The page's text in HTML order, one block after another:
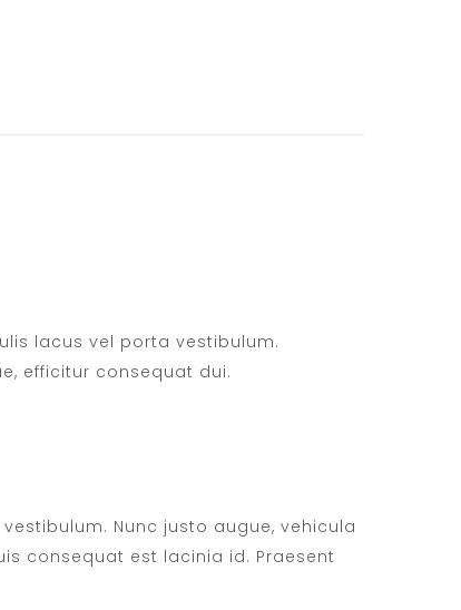
lacus vel porta vestibulum.
efficitur consequat dui.
Nunc justo augue, vehicula
consequat est lacinia id. Praesent